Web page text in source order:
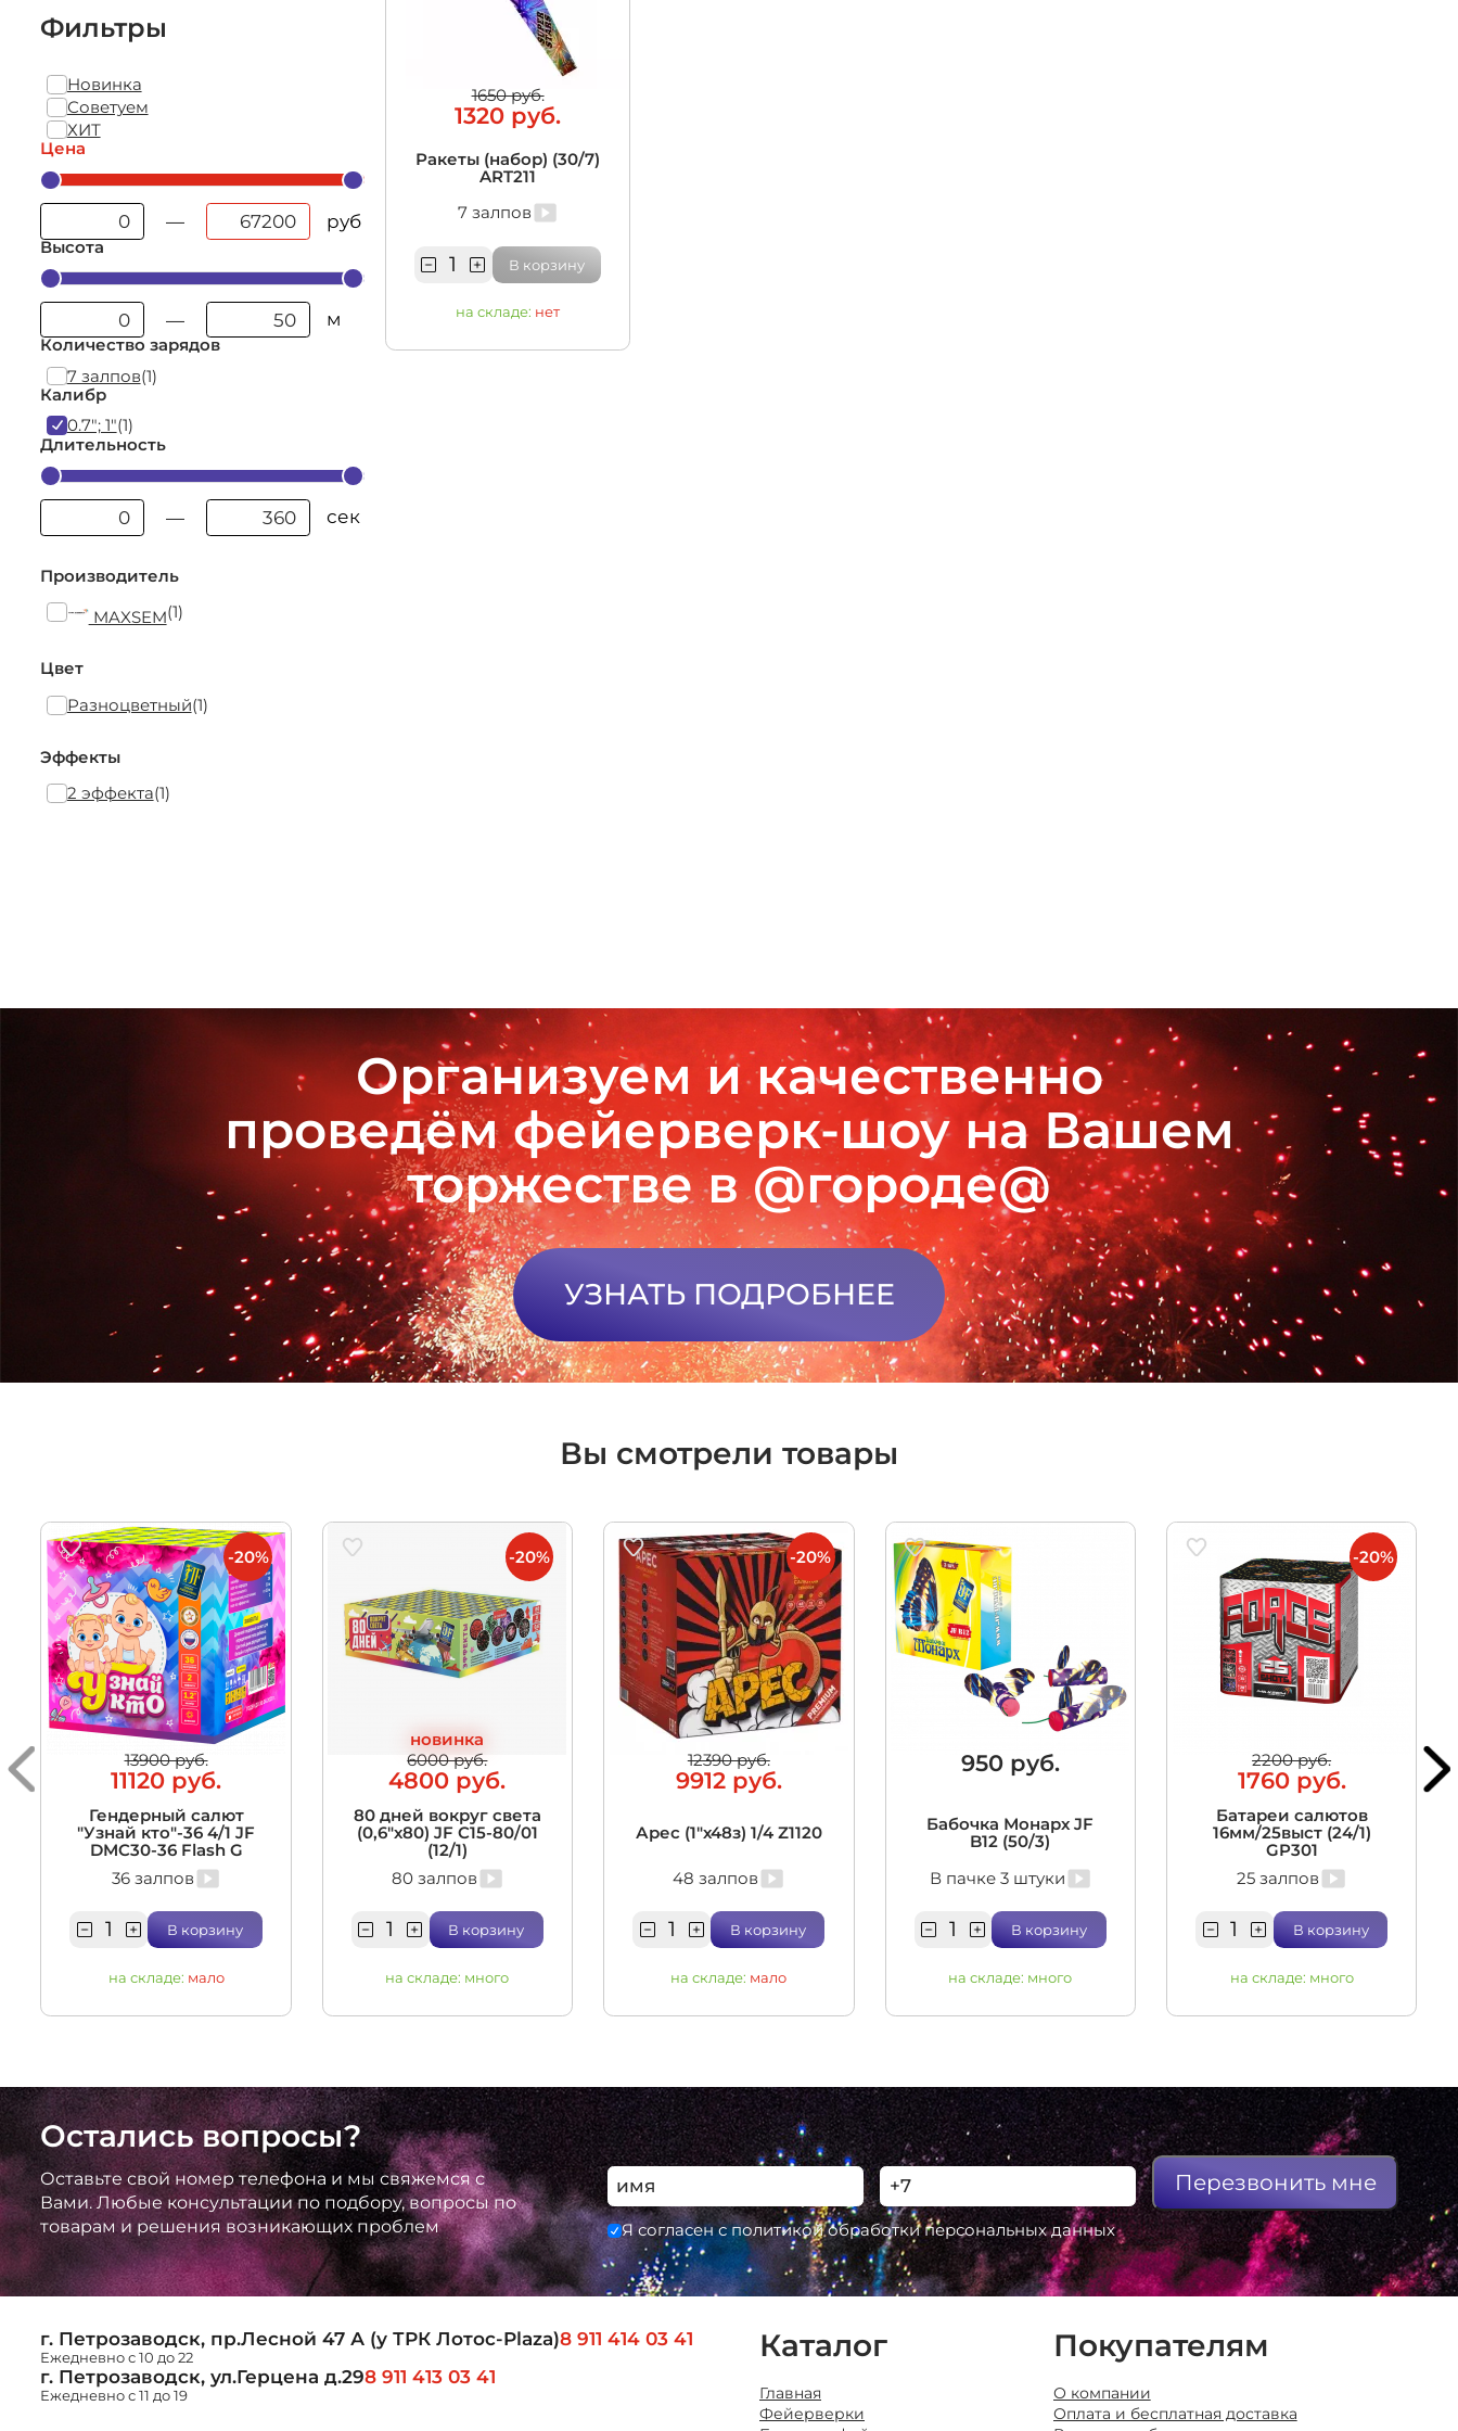
Фильтры
Новинка
Советуем
ХИТ
Цена
— руб
Высота
— м
Количество зарядов
7 залпов(1)
Калибр
0.7"; 1"(1)
Длительность
— сек
Производитель
MAXSEM(1)
Цвет
Разноцветный(1)
Эффекты
2 эффекта(1)
1650 руб.
1320 руб.
Ракеты (набор) (30/7)
ART211
7 залпов
В корзину
на складе: нет
Организуем и качественно
проведём фейерверк-шоу на Вашем
торжестве в @городе@
УЗНАТЬ ПОДРОБНЕЕ
Вы смотрели товары
13900 руб.
11120 руб.
Гендерный салют
"Узнай кто"-36 4/1 JF
DMC30-36 Flash G
36 залпов
В корзину
на складе: мало
-20%
новинка
6000 руб.
4800 руб.
80 дней вокруг света
(0,6"х80) JF C15-80/01
(12/1)
80 залпов
В корзину
на складе: много
-20%
12390 руб.
9912 руб.
Арес (1"х48з) 1/4 Z1120
48 залпов
В корзину
на складе: мало
-20%
950 руб.
Бабочка Монарх JF
B12 (50/3)
В пачке 3 штуки
В корзину
на складе: много
2200 руб.
1760 руб.
Батареи салютов
16мм/25выст (24/1)
GP301
25 залпов
В корзину
на складе: много
-20%
Остались вопросы?
Оставьте свой номер телефона и мы свяжемся с
Вами. Любые консультации по подбору, вопросы по
товарам и решения возникающих проблем
Перезвонить мне
Я согласен с политикой обработки персональных данных
г. Петрозаводск, пр.Лесной 47 А (у ТРК Лотос-Plaza)8 911 414 03 41
Ежедневно с 10 до 22
г. Петрозаводск, ул.Герцена д.298 911 413 03 41
Ежедневно с 11 до 19
Каталог
Главная
Фейерверки
Покупателям
О компании
Оплата и бесплатная доставка